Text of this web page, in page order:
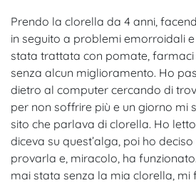
Prendo la clorella da 4 anni,
in seguito a problemi emorroidali
stata trattata con pomate, farmaci
senza alcun miglioramento. Ho
dietro al computer cercando di
per non soffrire più e un giorno mi
sito che parlava di clorella. Ho
diceva su quest’alga, poi ho
provarla e, miracolo, ha
mai stata senza la mia clorella,